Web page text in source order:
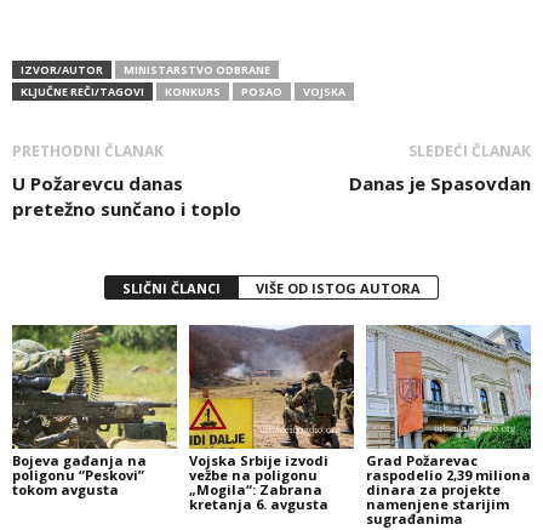
IZVOR/AUTOR
MINISTARSTVO ODBRANE
KLJUČNE REČI/TAGOVI
KONKURS POSAO VOJSKA
PRETHODNI ČLANAK
U Požarevcu danas
pretežno sunčano i toplo
SLEDEĆI ČLANAK
Danas je Spasovdan
SLIČNI ČLANCI VIŠE OD ISTOG AUTORA
Bojeva gađanja na
poligonu “Peskovi”
tokom avgusta
Vojska Srbije izvodi
vežbe na poligonu
„Mogila“: Zabrana
kretanja 6. avgusta
Grad Požarevac
raspodelio 2,39 miliona
dinara za projekte
namenjene starijim
sugrađanima